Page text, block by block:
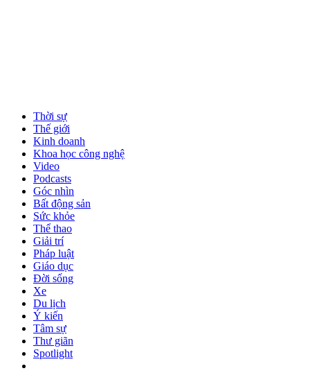
Thời sự
Thế giới
Kinh doanh
Khoa học công nghệ
Video
Podcasts
Góc nhìn
Bất động sản
Sức khỏe
Thể thao
Giải trí
Pháp luật
Giáo dục
Đời sống
Xe
Du lịch
Ý kiến
Tâm sự
Thư giãn
Spotlight